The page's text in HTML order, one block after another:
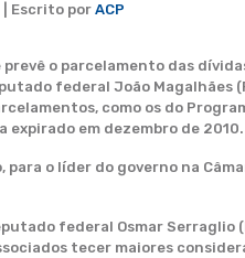
Escrito por ACP
o parcelamento das
federal João Magalhães
como os do
expirado em dezembro de 2010.
o líder do governo na
federal Osmar Serraglio
tecer maiores